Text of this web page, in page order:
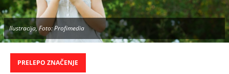
Ilustracija, Foto: Profimedia
PRELEPO ZNAČENJE